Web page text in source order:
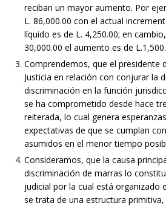
reciban un mayor aumento. Por
L. 86,000.00 con el actual
líquido es de L. 4,250.00; en
30,000.00 el aumento es de
Comprendemos, que el presidente
Justicia en relación con conjurar la
discriminación en la función
se ha comprometido desde hace
reiterada, lo cual genera
expectativas de que se cumplan
asumidos en el menor tiempo
Consideramos, que la causa
discriminación de marras lo
judicial por la cual está organizado
se trata de una estructura